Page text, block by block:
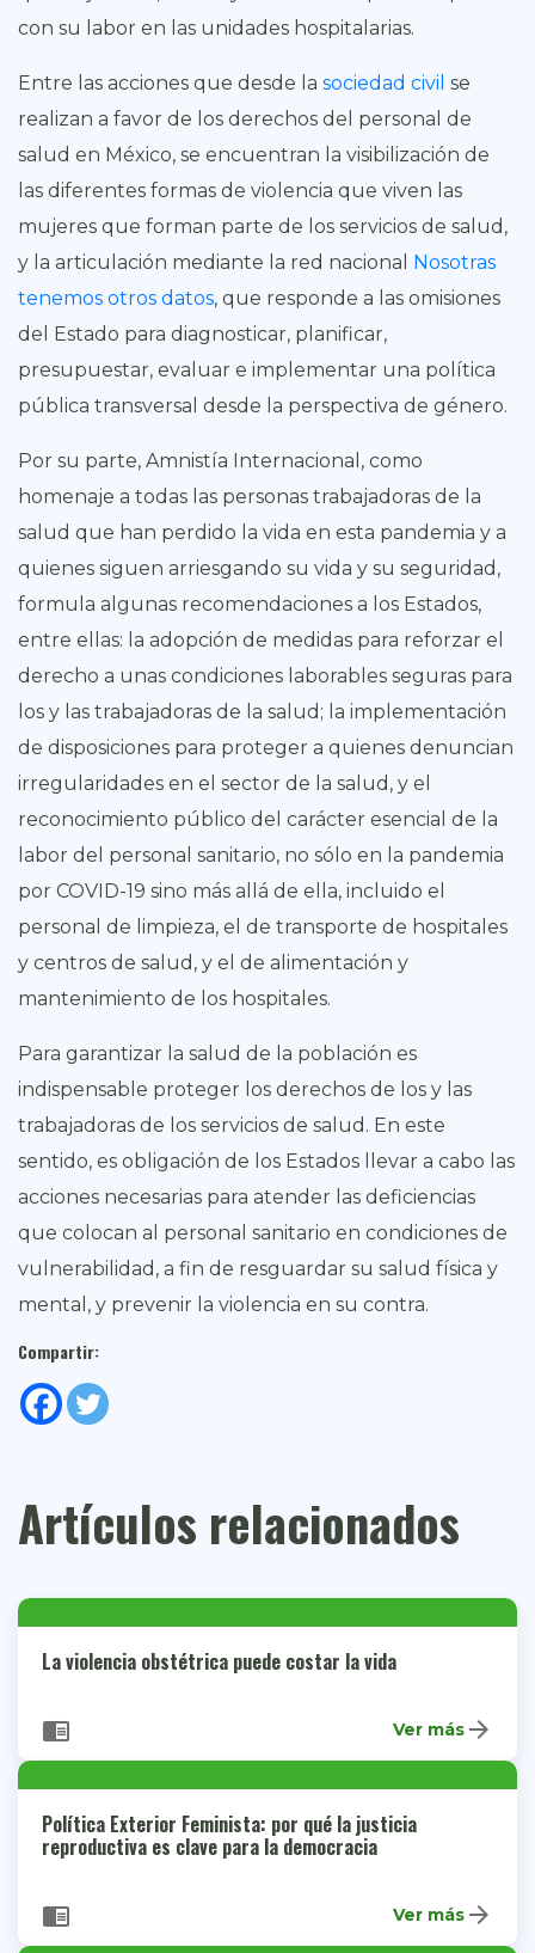
con su labor en las unidades hospitalarias.
Entre las acciones que desde la sociedad civil se
realizan a favor de los derechos del personal de
salud en México, se encuentran la visibilización de
las diferentes formas de violencia que viven las
mujeres que forman parte de los servicios de salud,
y la articulación mediante la red nacional Nosotras
tenemos otros datos, que responde a las omisiones
del Estado para diagnosticar, planificar,
presupuestar, evaluar e implementar una política
pública transversal desde la perspectiva de género.
Por su parte, Amnistía Internacional, como
homenaje a todas las personas trabajadoras de la
salud que han perdido la vida en esta pandemia y a
quienes siguen arriesgando su vida y su seguridad,
formula algunas recomendaciones a los Estados,
entre ellas: la adopción de medidas para reforzar el
derecho a unas condiciones laborables seguras para
los y las trabajadoras de la salud; la implementación
de disposiciones para proteger a quienes denuncian
irregularidades en el sector de la salud, y el
reconocimiento público del carácter esencial de la
labor del personal sanitario, no sólo en la pandemia
por COVID-19 sino más allá de ella, incluido el
personal de limpieza, el de transporte de hospitales
y centros de salud, y el de alimentación y
mantenimiento de los hospitales.
Para garantizar la salud de la población es
indispensable proteger los derechos de los y las
trabajadoras de los servicios de salud. En este
sentido, es obligación de los Estados llevar a cabo las
acciones necesarias para atender las deficiencias
que colocan al personal sanitario en condiciones de
vulnerabilidad, a fin de resguardar su salud física y
mental, y prevenir la violencia en su contra.
Compartir:
Artículos relacionados
La violencia obstétrica puede costar la vida
chrome_reader_mode Ver más arrow_forward
Política Exterior Feminista: por qué la justicia
reproductiva es clave para la democracia
chrome_reader_mode Ver más arrow_forward